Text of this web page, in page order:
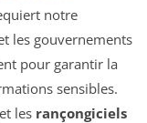
notre
les gouvernements
pour garantir la
sensibles.
les rançongiciels